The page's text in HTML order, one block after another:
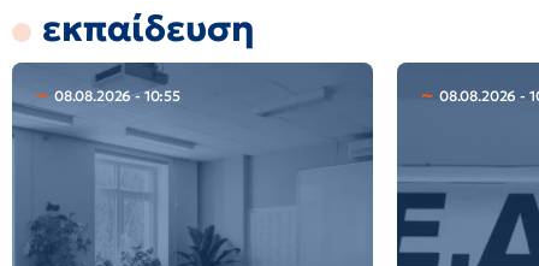
εκπαίδευση
08.08.2026 - 10:55 08.08.2026 -